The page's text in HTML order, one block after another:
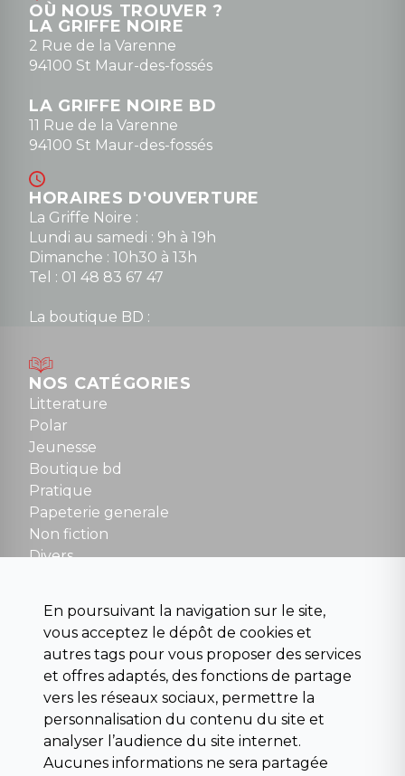
contact@la-griffe-noire.com
0148836747
OÙ NOUS TROUVER ?
LA GRIFFE NOIRE
2 Rue de la Varenne
94100 St Maur-des-fossés
LA GRIFFE NOIRE BD
11 Rue de la Varenne
94100 St Maur-des-fossés
HORAIRES D'OUVERTURE
La Griffe Noire :
Lundi au samedi : 9h à 19h
Dimanche : 10h30 à 13h
Tel : 01 48 83 67 47
La boutique BD :
Mardi au samedi : 10h à 13h / 14h à 19h
Dimanche : 10h30 à 12h30
Tel : 01 48 89 13 88
Fermé le dimanche en Juillet et Août
NOUS CONTACTER
contact@la-griffe-noire.com
NOS CATÉGORIES
Litterature
Polar
Jeunesse
Boutique bd
Pratique
Papeterie generale
Non fiction
Divers
Para scolaire
Histoire
Pochoteque
Pleiade
INFORMATIONS
En poursuivant la navigation sur le site,
vous acceptez le dépôt de cookies et
autres tags pour vous proposer des services
et offres adaptés, des fonctions de partage
vers les réseaux sociaux, permettre la
personnalisation du contenu du site et
analyser l’audience du site internet.
Aucunes informations ne sera partagée